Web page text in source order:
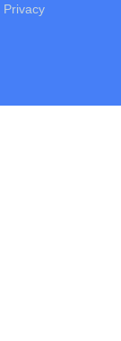
Privacy